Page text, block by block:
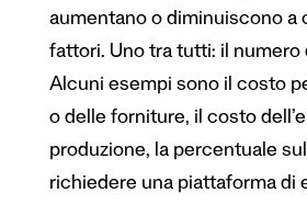
aumentano o diminuiscono a
fattori. Uno tra tutti: il numero
Alcuni esempi sono il costo
o delle forniture, il costo
produzione, la percentuale
richiedere una piattaforma di